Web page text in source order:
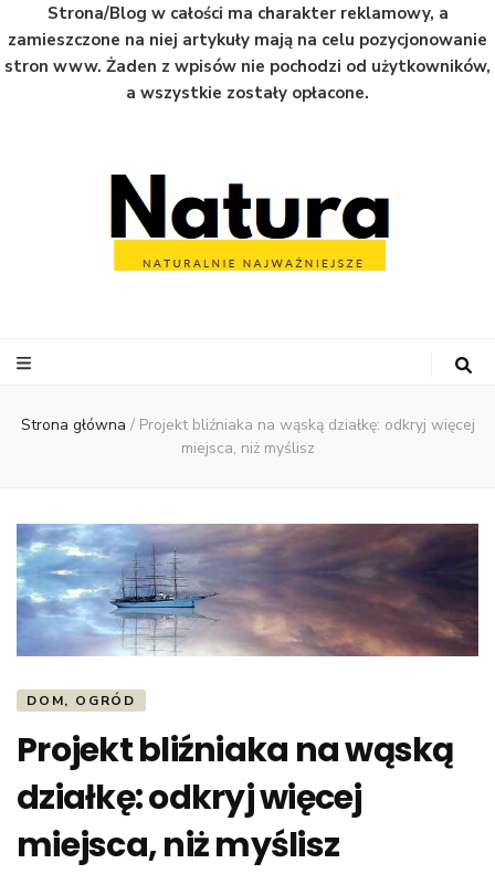
Strona/Blog w całości ma charakter reklamowy, a
zamieszczone na niej artykuły mają na celu pozycjonowanie
stron www. Żaden z wpisów nie pochodzi od użytkowników,
a wszystkie zostały opłacone.
Strona główna / Projekt bliźniaka na wąską działkę: odkryj więcej
miejsca, niż myślisz
DOM, OGRÓD
Projekt bliźniaka na wąską
działkę: odkryj więcej
miejsca, niż myślisz